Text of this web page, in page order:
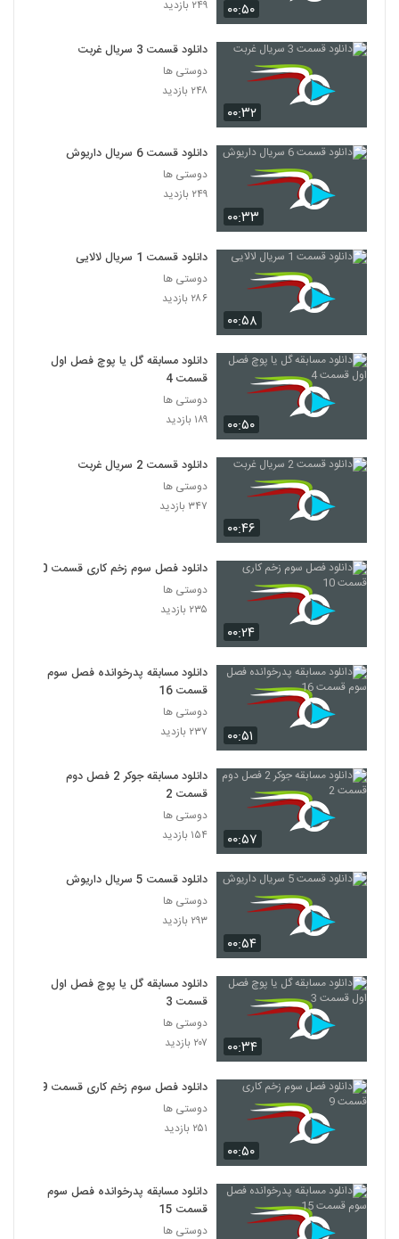
۰۰:۵۰
۲۴۹ بازدید
۰۰:۳۲
دانلود قسمت 3 سریال غربت
دوستی ها
۲۴۸ بازدید
۰۰:۳۳
دانلود قسمت 6 سریال داریوش
دوستی ها
۲۴۹ بازدید
۰۰:۵۸
دانلود قسمت 1 سریال لالایی
دوستی ها
۲۸۶ بازدید
۰۰:۵۰
دانلود مسابقه گل یا پوچ فصل اول
قسمت 4
دوستی ها
۱۸۹ بازدید
۰۰:۴۶
دانلود قسمت 2 سریال غربت
دوستی ها
۳۴۷ بازدید
۰۰:۲۴
دانلود فصل سوم زخم کاری قسمت 10
دوستی ها
۲۳۵ بازدید
۰۰:۵۱
دانلود مسابقه پدرخوانده فصل سوم
قسمت 16
دوستی ها
۲۳۷ بازدید
۰۰:۵۷
دانلود مسابقه جوکر 2 فصل دوم
قسمت 2
دوستی ها
۱۵۴ بازدید
۰۰:۵۴
دانلود قسمت 5 سریال داریوش
دوستی ها
۲۹۳ بازدید
۰۰:۳۴
دانلود مسابقه گل یا پوچ فصل اول
قسمت 3
دوستی ها
۲۰۷ بازدید
۰۰:۵۰
دانلود فصل سوم زخم کاری قسمت 9
دوستی ها
۲۵۱ بازدید
دانلود مسابقه پدرخوانده فصل سوم
قسمت 15
دوستی ها